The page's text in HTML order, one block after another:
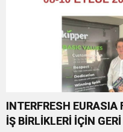
INTERFRESH EURASIA
İŞ BİRLİKLERİ İÇİN